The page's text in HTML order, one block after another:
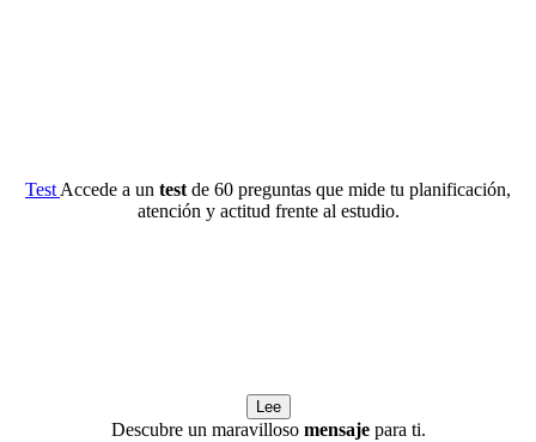
Test Accede a un test de 60 preguntas que mide tu planificación,
atención y actitud frente al estudio.
Lee
Descubre un maravilloso mensajepara ti.